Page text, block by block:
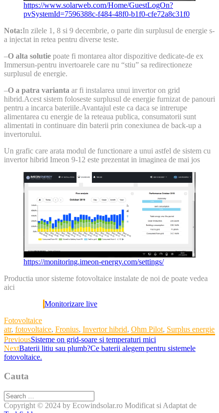
https://www.solarweb.com/Home/GuestLogOn?
pvSystemId=7596388c-f484-48f0-b1f0-cfe72a8c31f0
Nota:In zilele 1, 8 si 9 decembrie, o parte din surplusul de energie s-
a injectat in retea pentru diverse teste.
–O alta solutie poate fi montarea altor dispozitive dedicate-de ex
Immersun-pentru invertoarele care nu “stiu” sa redirectioneze
surplusul de energie.
–O a patra varianta ar fi instalarea unui invertor on grid
hibrid.Acest sistem foloseste surplusul de energie furnizat de panouri
pentru a incarca bateriile.Avantajul este ca daca se intrerupe
alimentarea cu energie de la reteaua publica, consumatorii sunt
alimentati in continuare din baterii prin conexiunea de back-up a
invertorului.
Un grafic care arata modul de functionare a unui astfel de sistem cu
invertor hibrid Imeon 9-12 este prezentat in imaginea de mai jos
https://monitoring.imeon-energy.com/settings/
Productia unor sisteme fotovoltaice instalate de noi de poate vedea
aici
Monitorizare live
Categories
Fotovoltaice
Tags
atr, fotovoltaice, Fronius, Invertor hibrid, Ohm Pilot, Surplus energie
Post
navigation
Previous
post:
PreviousSisteme on grid-soare si temperaturi mici
Next
post:
NextBaterii litiu sau plumb?Ce baterii alegem pentru sistemele
fotovoltaice.
Cauta
Search
for:
Copyright © 2024 by Ecowindsolar.ro Modificat si Adaptat de